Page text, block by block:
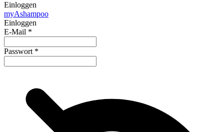
Einloggen
myAshampoo
Einloggen
E-Mail *
Passwort *